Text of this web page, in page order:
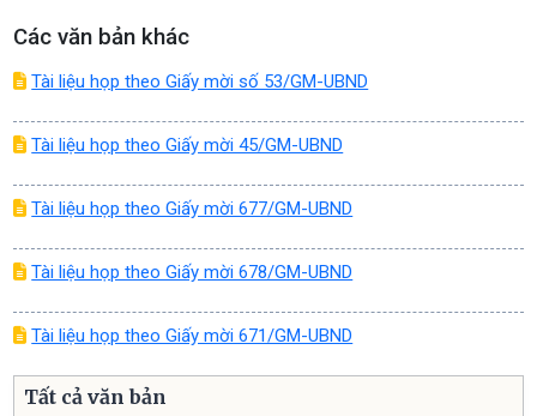
Các văn bản khác
Tài liệu họp theo Giấy mời số 53/GM-UBND
Tài liệu họp theo Giấy mời 45/GM-UBND
Tài liệu họp theo Giấy mời 677/GM-UBND
Tài liệu họp theo Giấy mời 678/GM-UBND
Tài liệu họp theo Giấy mời 671/GM-UBND
Tất cả văn bản